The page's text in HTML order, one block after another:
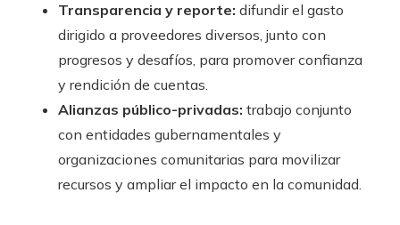
Transparencia y reporte: difundir el gasto
dirigido a proveedores diversos, junto con
progresos y desafíos, para promover confianza
y rendición de cuentas.
Alianzas público-privadas: trabajo conjunto
con entidades gubernamentales y
organizaciones comunitarias para movilizar
recursos y ampliar el impacto en la comunidad.